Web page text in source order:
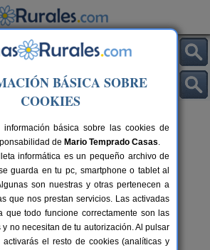
cerca de Lavid de Ojeda
BÁSICA SOBRE
COOKIES
información básica sobre las cookies de
de Mario Temprado Casas.
informática es un pequeño archivo de
guarda en tu pc, smartphone o tablet al
son nuestras y otras pertenecen a
que nos prestan servicios. Las activadas
que todo funcione correctamente son las
no necesitan de tu autorización. Al pulsar
activarás el resto de cookies (analíticas y